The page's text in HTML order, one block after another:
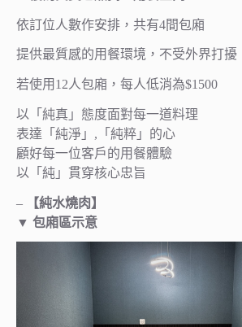
依訂位人數作安排，共有4間包廂
提供最質感的用餐環境，不受外界打擾
若使用12人包廂，每人低消為$1500
以「純真」態度面對每一道料理
表達「純淨」,「純粹」的心
顧好每一位客戶的用餐體驗
以「純」貫穿核心忠旨
–
【純水燒肉】
▼ 包廂區示意